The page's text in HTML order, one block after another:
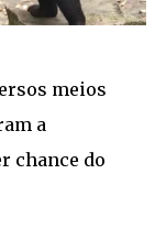
meios
a
chance do